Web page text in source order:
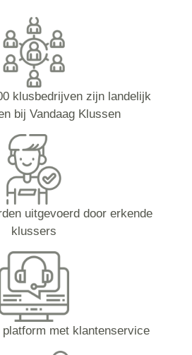
klusbedrijven zijn landelijk
bij Vandaag Klussen
uitgevoerd door erkende
klussers
platform met klantenservice